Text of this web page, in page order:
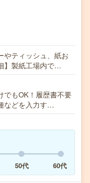
やティッシュ、紙お
】製紙工場内で…
もOK！履歴書不要
などを入力す…
50代 60代